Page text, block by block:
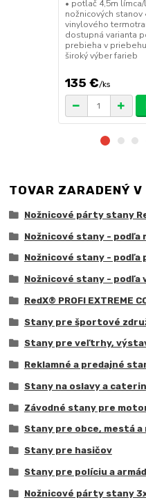
• potlač 4,5m
nožnicových
vinylového
dostupná varianta
prebieha v
široký výber farieb
135 €/ks
TOVAR ZARADENÝ
Nožnicové párty stany
Nožnicové stany - podľa
Nožnicové stany - podľa
Nožnicové stany - podľa
RedX® PROFI EXTREME
Stany pre športové
Stany pre veľtrhy,
Reklamné a predajné
Stany na oslavy a
Závodné stany pre
Stany pre obce, mestá a
Stany pre hasičov
Stany pre políciu a
Nožnicové párty stany